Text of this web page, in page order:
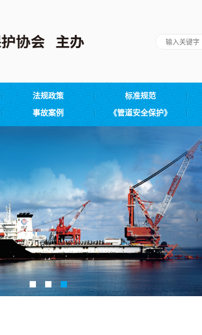
法规政策 标准规范
事故案例 《管道安全保护》